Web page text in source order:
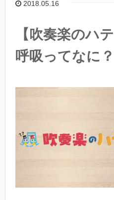
2018.05.16
【吹奏楽のハ
呼吸ってなに？